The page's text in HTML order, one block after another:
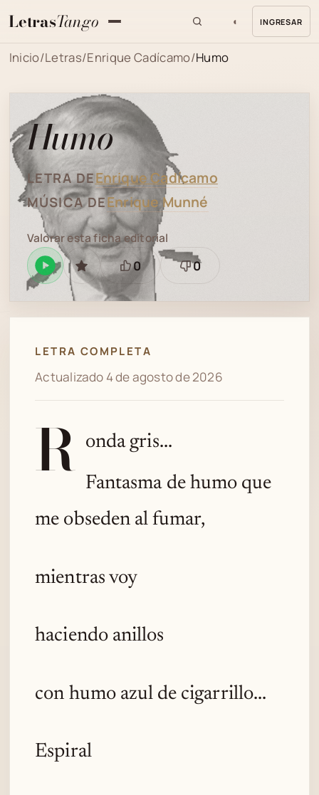
LetrasTango ◐ INGRESAR
Inicio/Letras/Enrique Cadícamo/Humo
Humo
LETRA DEEnrique Cadícamo
MÚSICA DEEnrique Munné
Reproducir
GUARDAR
Valorar esta ficha editorial
Está
bien
0
Necesita
0
LETRA COMPLETA
Actualizado 4 de agosto de 2026
R onda gris...
Fantasma de humo que
me obseden al fumar,
mientras voy
haciendo anillos
con humo azul de cigarrillo...
Espiral